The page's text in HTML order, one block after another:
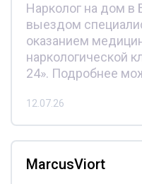
Нарколог на дом
выездом
оказанием
наркологической
24». Подробнее
12.07.26
MarcusViort